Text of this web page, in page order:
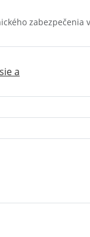
zabezpečenia
a